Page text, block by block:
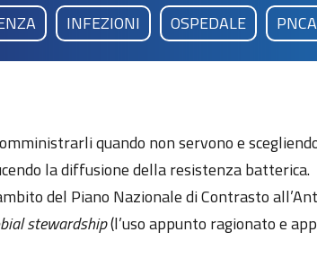
INFEZIONI OSPEDALE
quando non servono e
la diffusione della resistenza batterica.
del Piano Nazionale di Contrasto
stewardship(l’uso appunto ragionato e